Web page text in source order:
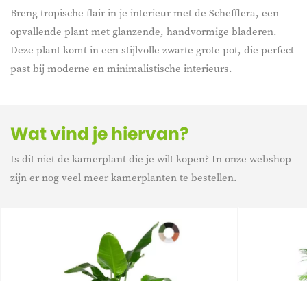
Breng tropische flair in je interieur met de Schefflera, een
opvallende plant met glanzende, handvormige bladeren.
Deze plant komt in een stijlvolle zwarte grote pot, die perfect
past bij moderne en minimalistische interieurs.
Wat vind je hiervan?
Is dit niet de kamerplant die je wilt kopen? In onze webshop
zijn er nog veel meer kamerplanten te bestellen.